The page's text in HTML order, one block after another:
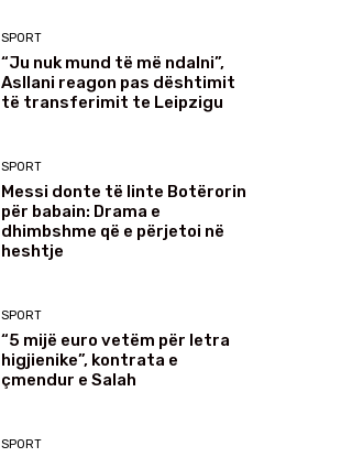
SPORT
“Ju nuk mund të më ndalni”,
Asllani reagon pas dështimit
të transferimit te Leipzigu
SPORT
Messi donte të linte Botërorin
për babain: Drama e
dhimbshme që e përjetoi në
heshtje
SPORT
“5 mijë euro vetëm për letra
higjienike”, kontrata e
çmendur e Salah
SPORT